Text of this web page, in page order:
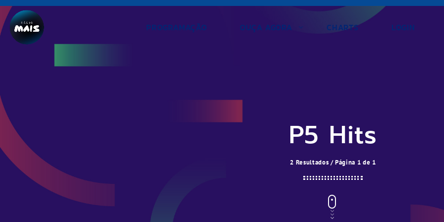
PROGRAMAÇÃO OUÇA AGORA CHARTS LOGIN
P5 Hits
2 Resultados / Página 1 de 1